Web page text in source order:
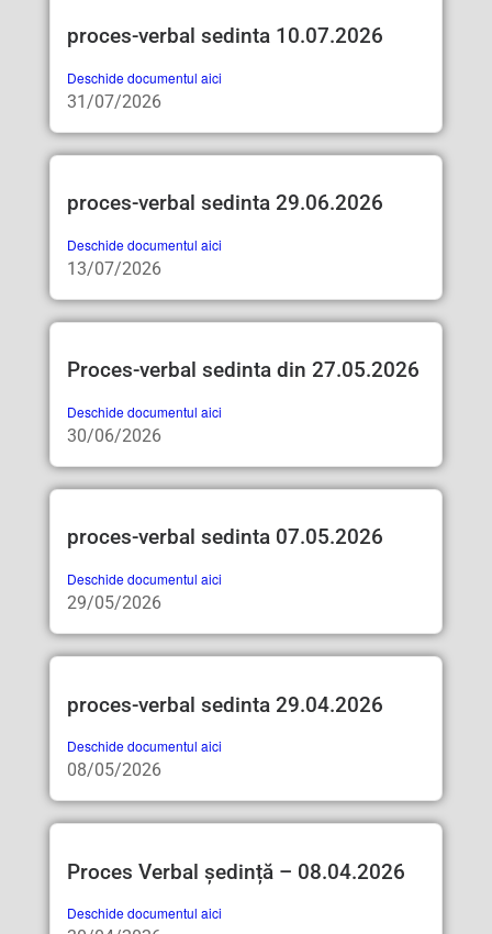
proces-verbal sedinta 10.07.2026
Deschide documentul aici
31/07/2026
proces-verbal sedinta 29.06.2026
Deschide documentul aici
13/07/2026
Proces-verbal sedinta din 27.05.2026
Deschide documentul aici
30/06/2026
proces-verbal sedinta 07.05.2026
Deschide documentul aici
29/05/2026
proces-verbal sedinta 29.04.2026
Deschide documentul aici
08/05/2026
Proces Verbal ședință – 08.04.2026
Deschide documentul aici